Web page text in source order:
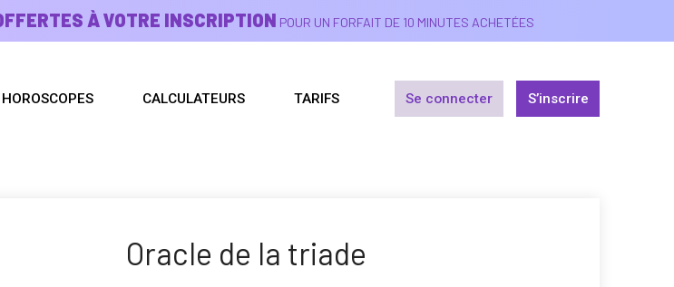
À VOTRE INSCRIPTION POUR UN FORFAIT DE 10 MINUTES ACHETÉES
HOROSCOPES CALCULATEURS TARIFS Se connecter S’inscrire
Oracle de la triade